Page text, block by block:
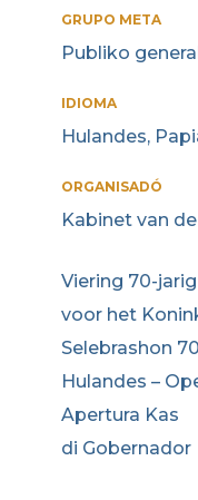
GRUPO META
Publiko general
IDIOMA
Hulandes,
ORGANISADÓ
Kabinet van
Viering 70-
voor het
Selebrashon
Hulandes –
Apertura Kas
di Gobernador